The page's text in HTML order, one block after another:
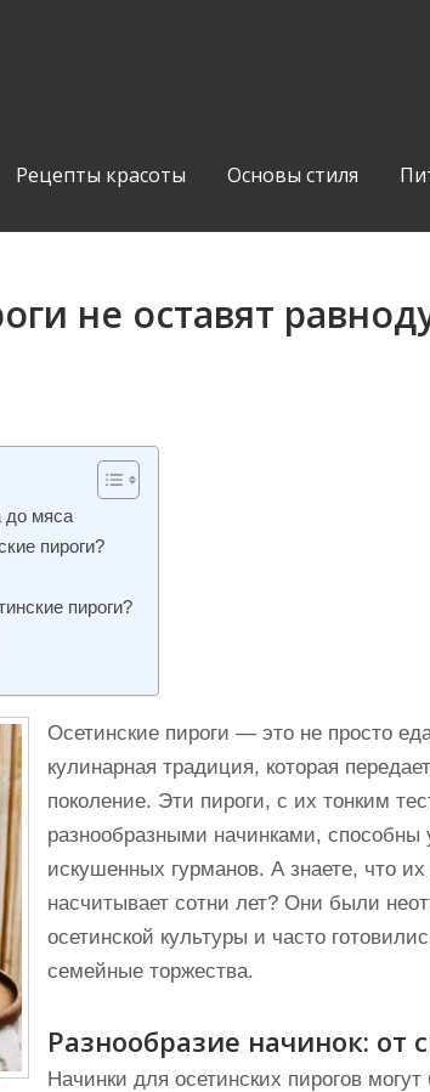
Рецепты красоты Основы стиля
не оставят
до мяса
пироги?
пироги?
Осетинские пироги — это не просто
кулинарная традиция, которая
поколение. Эти пироги, с их тонким
разнообразными начинками,
искушенных гурманов. А знаете, что их
насчитывает сотни лет? Они были
осетинской культуры и часто
семейные торжества.
Разнообразие начинок: от
Начинки для осетинских пирогов